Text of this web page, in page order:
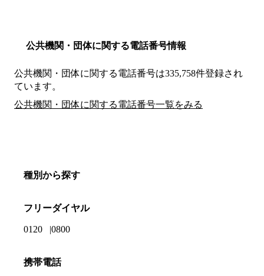
公共機関・団体に関する電話番号情報
公共機関・団体に関する電話番号は335,758件登録され
ています。
公共機関・団体に関する電話番号一覧をみる
種別から探す
フリーダイヤル
0120 0800
携帯電話